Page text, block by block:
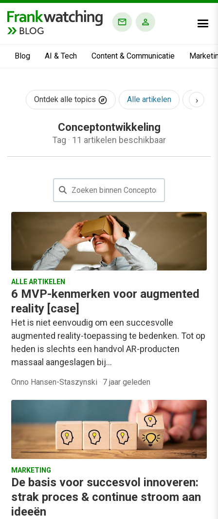
BLOG
Blog AI & Tech Content & Communicatie
Ontdek alle topics Alle artikelen AI &
›
Conceptontwikkeling
Tag · 11 artikelen beschikbaar
ALLE ARTIKELEN
6 MVP-kenmerken voor augmented
reality [case]
Het is niet eenvoudig om een succesvolle
augmented reality-toepassing te bedenken. Tot op
heden is slechts een handvol AR-producten
massaal aangeslagen bij…
Onno Hansen-Staszynski · 7 jaar geleden
MARKETING
De basis voor succesvol innoveren:
strak proces & continue stroom aan
ideeën